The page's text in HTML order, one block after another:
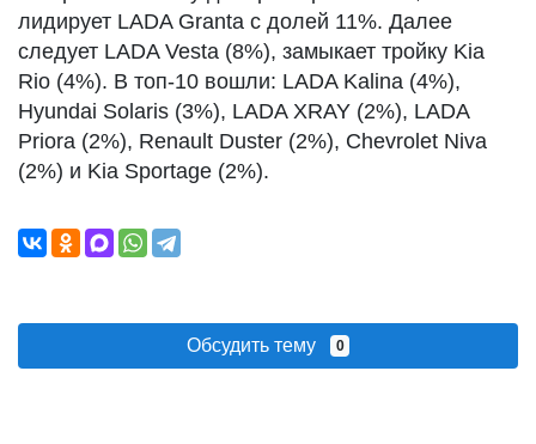
лидирует LADA Granta с долей 11%. Далее
следует LADA Vesta (8%), замыкает тройку Kia
Rio (4%). В топ-10 вошли: LADA Kalina (4%),
Hyundai Solaris (3%), LADA XRAY (2%), LADA
Priora (2%), Renault Duster (2%), Chevrolet Niva
(2%) и Kia Sportage (2%).
Обсудить тему 0